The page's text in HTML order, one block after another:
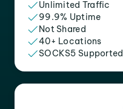
Unlimited Traffic
99.9% Uptime
Not Shared
40+ Locations
SOCKS5 Supported